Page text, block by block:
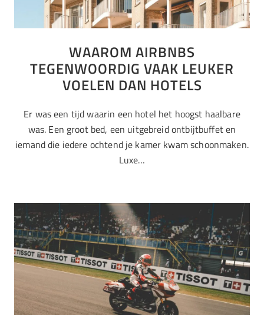
WAAROM AIRBNBS
TEGENWOORDIG VAAK LEUKER
VOELEN DAN HOTELS
Er was een tijd waarin een hotel het hoogst haalbare
was. Een groot bed, een uitgebreid ontbijtbuffet en
iemand die iedere ochtend je kamer kwam schoonmaken.
Luxe…